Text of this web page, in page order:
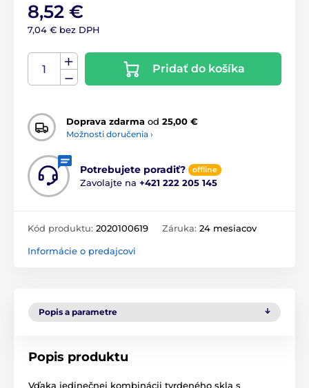
8,52 €
7,04 € bez DPH
Pridať do košíka
Doprava zdarma od 25,00 €
Možnosti doručenia ›
Potrebujete poradiť? offline
Zavolajte na +421 222 205 145
Kód produktu: 2020100619 Záruka: 24 mesiacov
Informácie o predajcovi
Popis a parametre
Popis produktu
Vďaka jedinečnej kombinácii tvrdeného skla s